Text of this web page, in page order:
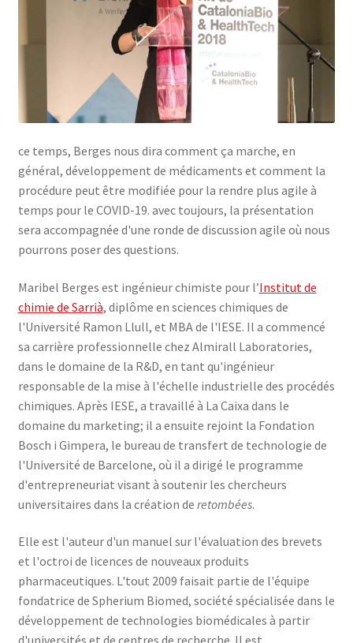
ce temps, Berges nous dira comment ça marche, en
général, développement de médicaments et comment la
procédure peut être modifiée pour la rendre plus agile à
temps pour le COVID-19. avec toujours, la présentation
sera accompagnée d'une ronde de discussion agile où nous
pourrons poser des questions.
Maribel Berges est ingénieur chimiste pour l’Institut de
chimie de Sarrià, diplôme en sciences chimiques de
l'Université Ramon Llull, et MBA de l'IESE. Il a commencé
sa carrière professionnelle chez Almirall Laboratories,
dans le domaine de la R&D, en tant qu'ingénieur
responsable de la mise à l'échelle industrielle des procédés
chimiques. Après IESE, a travaillé à La Caixa dans le
domaine du marketing; il a ensuite rejoint la Fondation
Bosch i Gimpera, le bureau de transfert de technologie de
l'Université de Barcelone, où il a dirigé le programme
d'entrepreneuriat visant à soutenir les chercheurs
universitaires dans la création de retombées.
Elle est l'auteur d'un manuel sur l'évaluation des brevets
et l'octroi de licences de nouveaux produits
pharmaceutiques. L'tout 2009 faisait partie de l'équipe
fondatrice de Spherium Biomed, société spécialisée dans le
développement de technologies biomédicales à partir